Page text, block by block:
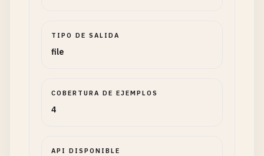
TIPO DE SALIDA
file
COBERTURA DE EJEMPLOS
4
API DISPONIBLE